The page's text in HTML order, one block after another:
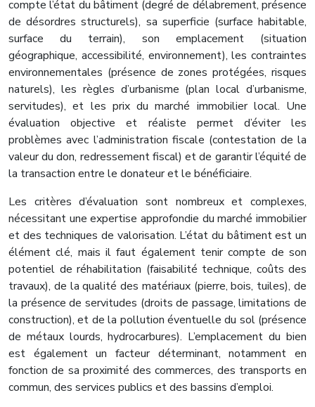
compte l’état du bâtiment (degré de délabrement, présence
de désordres structurels), sa superficie (surface habitable,
surface du terrain), son emplacement (situation
géographique, accessibilité, environnement), les contraintes
environnementales (présence de zones protégées, risques
naturels), les règles d’urbanisme (plan local d’urbanisme,
servitudes), et les prix du marché immobilier local. Une
évaluation objective et réaliste permet d’éviter les
problèmes avec l’administration fiscale (contestation de la
valeur du don, redressement fiscal) et de garantir l’équité de
la transaction entre le donateur et le bénéficiaire.
Les critères d’évaluation sont nombreux et complexes,
nécessitant une expertise approfondie du marché immobilier
et des techniques de valorisation. L’état du bâtiment est un
élément clé, mais il faut également tenir compte de son
potentiel de réhabilitation (faisabilité technique, coûts des
travaux), de la qualité des matériaux (pierre, bois, tuiles), de
la présence de servitudes (droits de passage, limitations de
construction), et de la pollution éventuelle du sol (présence
de métaux lourds, hydrocarbures). L’emplacement du bien
est également un facteur déterminant, notamment en
fonction de sa proximité des commerces, des transports en
commun, des services publics et des bassins d’emploi.